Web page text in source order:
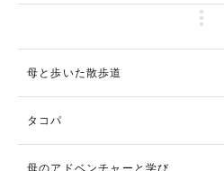
母と歩いた散歩道
タコパ
母のアドベンチャーと学び